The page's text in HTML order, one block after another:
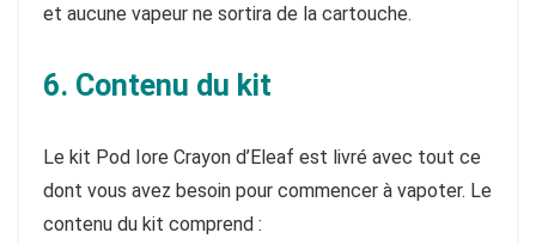
et aucune vapeur ne sortira de la cartouche.
6. Contenu du kit
Le kit Pod Iore Crayon d’Eleaf est livré avec tout ce
dont vous avez besoin pour commencer à vapoter. Le
contenu du kit comprend :